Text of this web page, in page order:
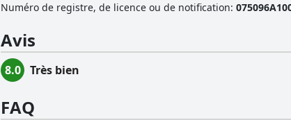
Numéro de registre, de licence ou de notification:
Avis
8.0 Très bien
FAQ